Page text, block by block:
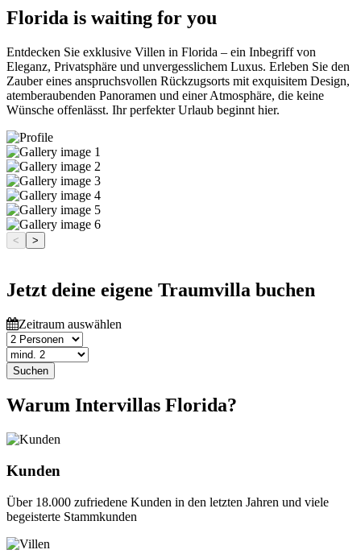
Florida is waiting for you
Entdecken Sie exklusive Villen in Florida – ein Inbegriff von
Eleganz, Privatsphäre und unvergesslichem Luxus. Erleben Sie den
Zauber eines anspruchsvollen Rückzugsorts mit exquisitem Design,
atemberaubenden Panoramen und einer Atmosphäre, die keine
Wünsche offenlässt. Ihr perfekter Urlaub beginnt hier.
< >
Jetzt deine eigene Traumvilla buchen
Zeitraum auswählen
Suchen
Warum Intervillas Florida?
Kunden
Über 18.000 zufriedene Kunden in den letzten Jahren und viele
begeisterte Stammkunden